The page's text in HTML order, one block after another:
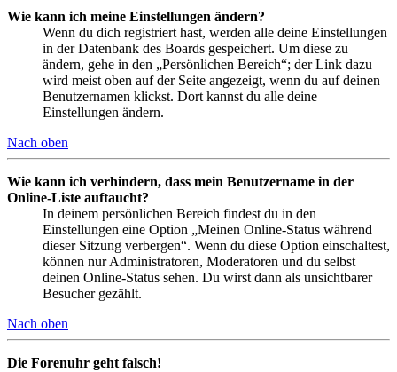
Wie kann ich meine Einstellungen ändern?
Wenn du dich registriert hast, werden alle deine Einstellungen
in der Datenbank des Boards gespeichert. Um diese zu
ändern, gehe in den „Persönlichen Bereich“; der Link dazu
wird meist oben auf der Seite angezeigt, wenn du auf deinen
Benutzernamen klickst. Dort kannst du alle deine
Einstellungen ändern.
Nach oben
Wie kann ich verhindern, dass mein Benutzername in der
Online-Liste auftaucht?
In deinem persönlichen Bereich findest du in den
Einstellungen eine Option „Meinen Online-Status während
dieser Sitzung verbergen“. Wenn du diese Option einschaltest,
können nur Administratoren, Moderatoren und du selbst
deinen Online-Status sehen. Du wirst dann als unsichtbarer
Besucher gezählt.
Nach oben
Die Forenuhr geht falsch!